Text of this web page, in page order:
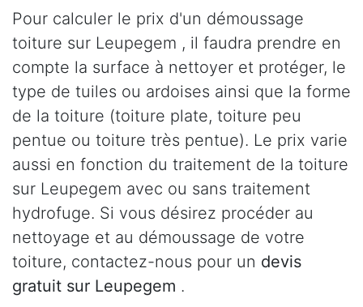
Pour calculer le prix d'un démoussage
toiture sur Leupegem , il faudra prendre en
compte la surface à nettoyer et protéger, le
type de tuiles ou ardoises ainsi que la forme
de la toiture (toiture plate, toiture peu
pentue ou toiture très pentue). Le prix varie
aussi en fonction du traitement de la toiture
sur Leupegem avec ou sans traitement
hydrofuge. Si vous désirez procéder au
nettoyage et au démoussage de votre
toiture, contactez-nous pour un devis
gratuit sur Leupegem .